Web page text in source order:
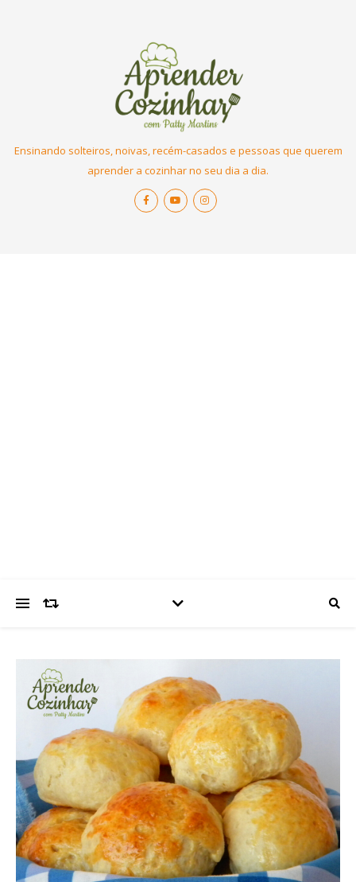
Ensinando solteiros, noivas, recém-casados e pessoas que querem
aprender a cozinhar no seu dia a dia.